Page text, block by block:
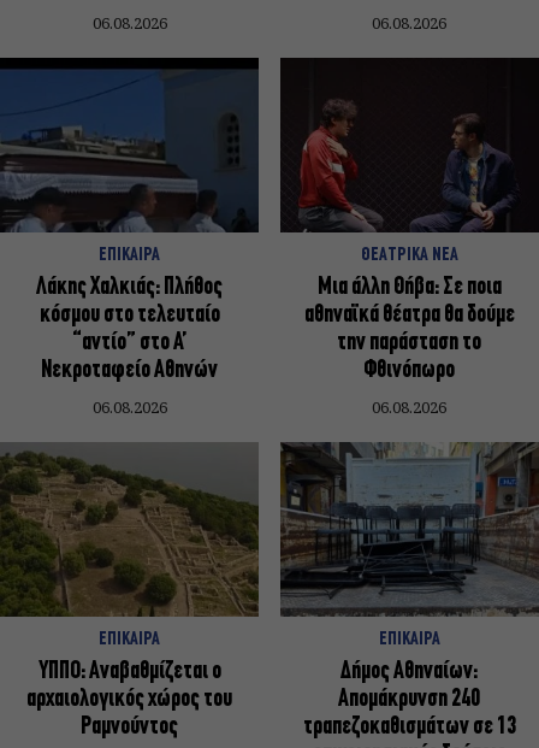
06.08.2026 06.08.2026
ΕΠΙΚΑΙΡΑ
Λάκης Χαλκιάς: Πλήθος
κόσμου στο τελευταίο
“αντίο” στο Α’
Νεκροταφείο Αθηνών
06.08.2026
ΘΕΑΤΡΙΚΑ ΝΕΑ
Μια άλλη Θήβα: Σε ποια
αθηναϊκά θέατρα θα δούμε
την παράσταση το
Φθινόπωρο
06.08.2026
ΕΠΙΚΑΙΡΑ
ΥΠΠΟ: Αναβαθμίζεται ο
αρχαιολογικός χώρος του
Ραμνούντος
ΕΠΙΚΑΙΡΑ
Δήμος Αθηναίων:
Απομάκρυνση 240
τραπεζοκαθισμάτων σε 13